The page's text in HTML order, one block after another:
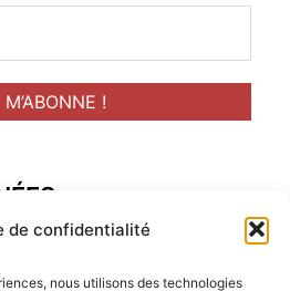
de confidentialité
nous utilisons des technologies